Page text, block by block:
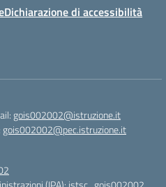
Dichiarazione di accessibilità
gois002002@istruzione.it
gois002002@pec.istruzione.it